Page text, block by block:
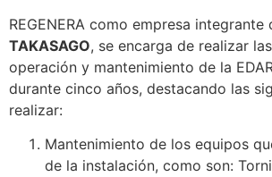
REGENERA como empresa integrante
TAKASAGO, se encarga de realizar
operación y mantenimiento de la
durante cinco años, destacando las
realizar:
Mantenimiento de los equipos
de la instalación, como son: